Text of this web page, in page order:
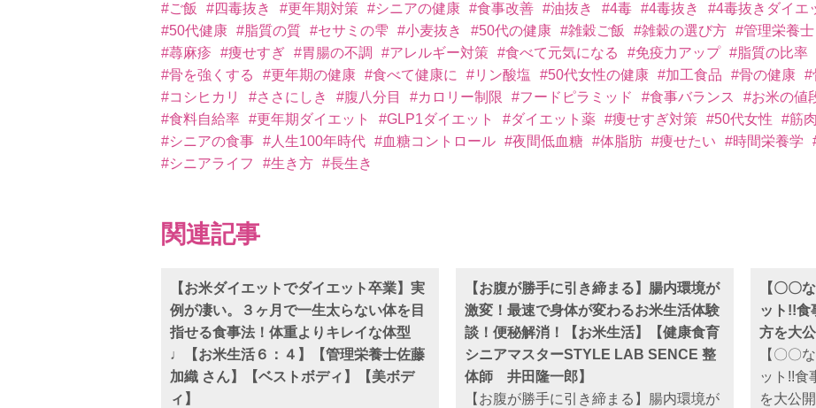
#ご飯
#四毒抜き #更年期対策 #シニアの健康 #食事改善 #油抜き #4毒 #4毒抜き #4毒抜きダイエ
#50代健康 #脂質の質 #セサミの雫 #小麦抜き #50代の健康 #雑穀ご飯 #雑穀の選び方 #管理栄養士
#蕁麻疹
#痩せすぎ #胃腸の不調 #アレルギー対策 #食べて元気になる #免疫力アップ #脂質の比率
#骨を強くする
#更年期の健康 #食べて健康に #リン酸塩 #50代女性の健康 #加工食品 #骨の健康 #
#コシヒカリ
#ささにしき #腹八分目 #カロリー制限 #フードピラミッド #食事バランス #お米の値
#食料自給率 #更年期ダイエット #GLP1ダイエット #ダイエット薬 #痩せすぎ対策 #50代女性 #筋
#シニアの食事 #人生100年時代 #血糖コントロール #夜間低血糖 #体脂肪 #痩せたい #時間栄養学
#シニアライフ
#生き方 #長生き
関連記事
【お米ダイエットでダイエット卒業】実
例が凄い。３ヶ月で一生太らない体を目
指せる食事法！体重よりキレイな体型
♩【お米生活６：４】【管理栄養士佐藤
加織 さん】【ベストボディ】【美ボデ
ィ】
【お腹が勝手に引き締まる】腸内環境が
激変！最速で身体が変わるお米生活体験
談！便秘解消！【お米生活】【健康食育
シニアマスターSTYLE LAB SENCE 整
体師 井田隆一郎】
【お腹が勝手に引き締まる】腸内環境が
【〇〇
ット!!食
方を大
【〇〇
ット!!食
を大公